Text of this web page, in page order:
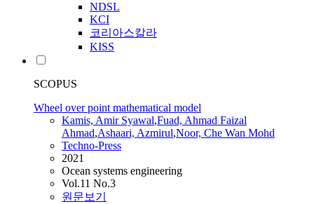
NDSL
KCI
코리아스칼라
KISS
SCOPUS
Wheel over point mathematical model
Kamis, Amir Syawal,Fuad, Ahmad Faizal
Ahmad,Ashaari, Azmirul,Noor, Che Wan Mohd
Techno-Press
2021
Ocean systems engineering
Vol.11 No.3
원문보기